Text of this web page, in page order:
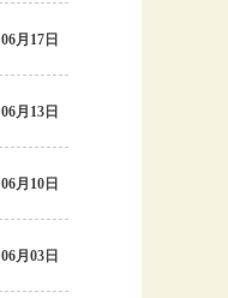
06月17日
06月13日
06月10日
06月03日